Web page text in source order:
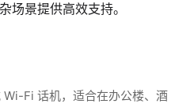
场景提供高效支持。
Fi 话机，适合在办公楼、酒